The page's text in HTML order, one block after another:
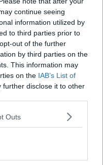
continue seeing
information utilized by
to third parties prior to
out of the further
by third parties on the
This information may
on the IAB’s List of
further disclose it to other
Outs
parte dalla Francia
radura ha sporto querela
tutti i partecipanti
per ilreato di invasione
per gli italiani ha previsto il
di ritorno a Pisa per 3 anni.
i partecipanti che per aver
di assembramento.
annunciato uno